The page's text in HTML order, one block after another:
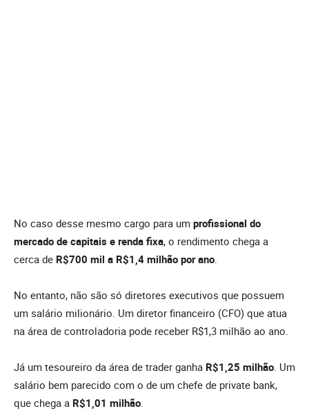
No caso desse mesmo cargo para um profissional do
mercado de capitais e renda fixa, o rendimento chega a
cerca de R$700 mil a R$1,4 milhão por ano.
No entanto, não são só diretores executivos que possuem
um salário milionário. Um diretor financeiro (CFO) que atua
na área de controladoria pode receber R$1,3 milhão ao ano.
Já um tesoureiro da área de trader ganha R$1,25 milhão. Um
salário bem parecido com o de um chefe de private bank,
que chega a R$1,01 milhão.